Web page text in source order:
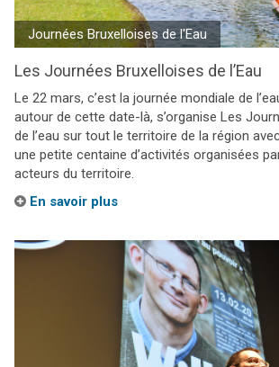
Journées Bruxelloises de l'Eau
Les Journées Bruxelloises de l’Eau
Le 22 mars, c’est la journée mondiale de
autour de cette date-là, s’organise Les
de l’eau sur tout le territoire de la région
une petite centaine d’activités organisées
acteurs du territoire.
En savoir plus